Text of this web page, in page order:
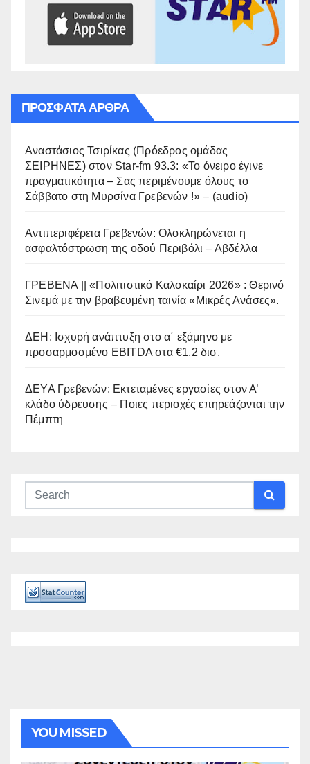
ΠΡΌΣΦΑΤΑ ΆΡΘΡΑ
Αναστάσιος Τσιρίκας (Πρόεδρος ομάδας
ΣΕΙΡΗΝΕΣ) στον Star-fm 93.3: «Το όνειρο έγινε
πραγματικότητα – Σας περιμένουμε όλους το
Σάββατο στη Μυρσίνα Γρεβενών !» – (audio)
Αντιπεριφέρεια Γρεβενών: Ολοκληρώνεται η
ασφαλτόστρωση της οδού Περιβόλι – Αβδέλλα
ΓΡΕΒΕΝΑ || «Πολιτιστικό Καλοκαίρι 2026» : Θερινό
Σινεμά με την βραβευμένη ταινία «Μικρές Ανάσες».
ΔΕΗ: Ισχυρή ανάπτυξη στο α΄ εξάμηνο με
προσαρμοσμένο EBITDA στα €1,2 δισ.
ΔΕΥΑ Γρεβενών: Εκτεταμένες εργασίες στον Α’
κλάδο ύδρευσης – Ποιες περιοχές επηρεάζονται την
Πέμπτη
YOU MISSED